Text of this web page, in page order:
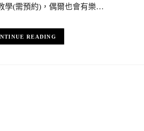
學(需預約)，偶爾也會有樂…
READING